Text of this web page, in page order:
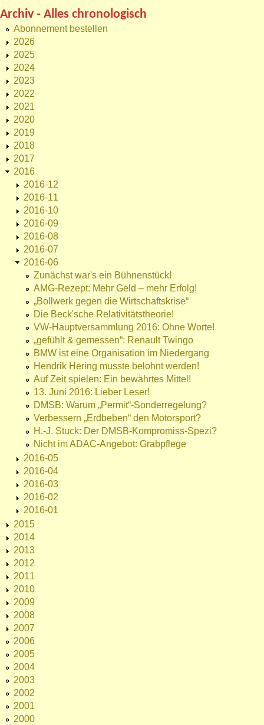
Archiv - Alles chronologisch
Abonnement bestellen
2026
2025
2024
2023
2022
2021
2020
2019
2018
2017
2016
2016-12
2016-11
2016-10
2016-09
2016-08
2016-07
2016-06
Zunächst war's ein Bühnenstück!
AMG-Rezept: Mehr Geld – mehr Erfolg!
„Bollwerk gegen die Wirtschaftskrise“
Die Beck'sche Relativitätstheorie!
VW-Hauptversammlung 2016: Ohne Worte!
„gefühlt & gemessen“: Renault Twingo
BMW ist eine Organisation im Niedergang
Hendrik Hering musste belohnt werden!
Auf Zeit spielen: Ein bewährtes Mittel!
13. Juni 2016: Lieber Leser!
DMSB: Warum „Permit“-Sonderregelung?
Verbessern „Erdbeben“ den Motorsport?
H.-J. Stuck: Der DMSB-Kompromiss-Spezi?
Nicht im ADAC-Angebot: Grabpflege
2016-05
2016-04
2016-03
2016-02
2016-01
2015
2014
2013
2012
2011
2010
2009
2008
2007
2006
2005
2004
2003
2002
2001
2000